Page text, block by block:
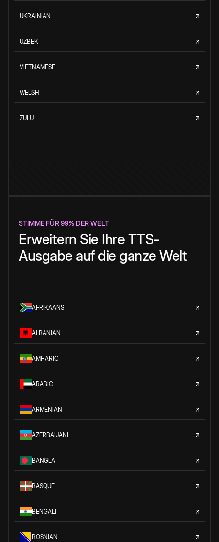
UKRAINIAN
UZBEK
VIETNAMESE
WELSH
ZULU
STIMME FÜR 99% DER WELT
Erweitern Sie Ihre TTS-
Ausgabe auf die ganze Welt
AFRIKAANS
ALBANIAN
AMHARIC
ARABIC
ARMENIAN
AZERBAIJANI
BANGLA
BASQUE
BENGALI
BOSNIAN